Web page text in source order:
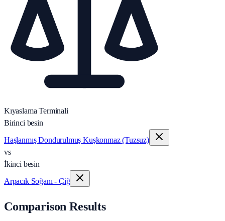
Kıyaslama Terminali
Birinci besin
Haşlanmış Dondurulmuş Kuşkonmaz (Tuzsuz)
vs
İkinci besin
Arpacık Soğanı - Çiğ
Comparison Results